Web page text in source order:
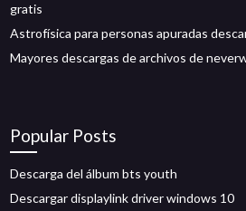
gratis
Astrofísica para personas apuradas
Mayores descargas de archivos de
Popular Posts
Descarga del álbum bts youth
Descargar displaylink driver windows 10